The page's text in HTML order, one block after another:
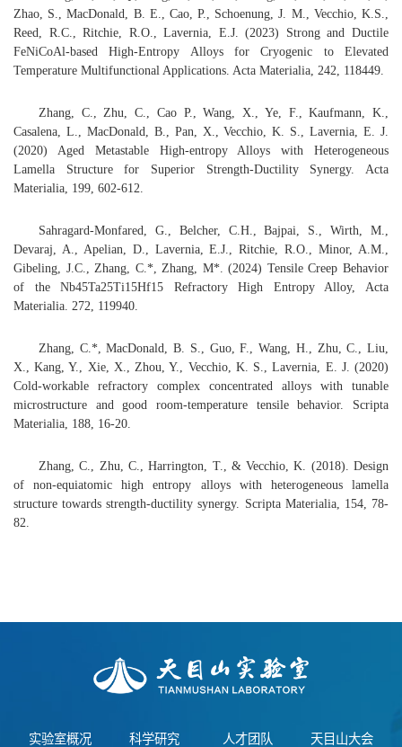
Zhao, S., MacDonald, B. E., Cao, P., Schoenung, J. M., Vecchio, K.S.,
Reed, R.C., Ritchie, R.O., Lavernia, E.J. (2023) Strong and Ductile
FeNiCoAl-based High-Entropy Alloys for Cryogenic to Elevated
Temperature Multifunctional Applications. Acta Materialia, 242, 118449.
Zhang, C., Zhu, C., Cao P., Wang, X., Ye, F., Kaufmann, K.,
Casalena, L., MacDonald, B., Pan, X., Vecchio, K. S., Lavernia, E. J.
(2020) Aged Metastable High-entropy Alloys with Heterogeneous
Lamella Structure for Superior Strength-Ductility Synergy. Acta
Materialia, 199, 602-612.
Sahragard-Monfared, G., Belcher, C.H., Bajpai, S., Wirth, M.,
Devaraj, A., Apelian, D., Lavernia, E.J., Ritchie, R.O., Minor, A.M.,
Gibeling, J.C., Zhang, C.*, Zhang, M*. (2024) Tensile Creep Behavior
of the Nb45Ta25Ti15Hf15 Refractory High Entropy Alloy, Acta
Materialia. 272, 119940.
Zhang, C.*, MacDonald, B. S., Guo, F., Wang, H., Zhu, C., Liu,
X., Kang, Y., Xie, X., Zhou, Y., Vecchio, K. S., Lavernia, E. J. (2020)
Cold-workable refractory complex concentrated alloys with tunable
microstructure and good room-temperature tensile behavior. Scripta
Materialia, 188, 16-20.
Zhang, C., Zhu, C., Harrington, T., & Vecchio, K. (2018). Design
of non-equiatomic high entropy alloys with heterogeneous lamella
structure towards strength-ductility synergy. Scripta Materialia, 154, 78-
82.
实验室概况 科学研究 人才团队 天目山大会